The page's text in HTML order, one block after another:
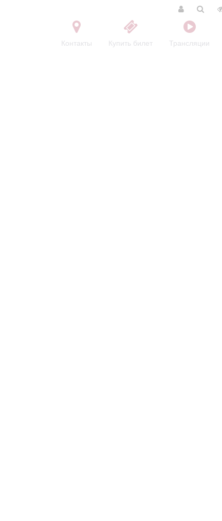
Контакты Купить билет Трансляции